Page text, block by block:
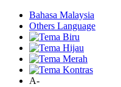
Bahasa Malaysia
Others Language
A-